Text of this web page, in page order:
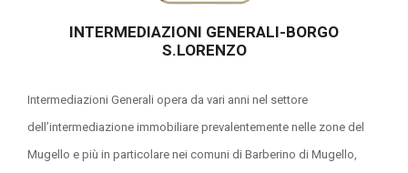
INTERMEDIAZIONI GENERALI-BORGO
S.LORENZO
Intermediazioni Generali opera da vari anni nel settore
dell’intermediazione immobiliare prevalentemente nelle zone del
Mugello e più in particolare nei comuni di Barberino di Mugello,